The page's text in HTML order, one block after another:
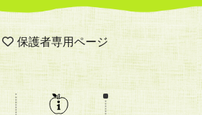
保護者専用ページ